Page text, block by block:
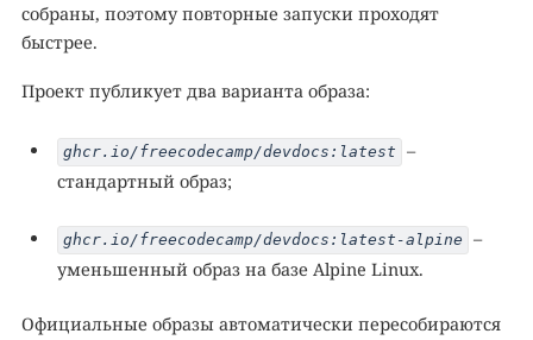
собраны, поэтому повторные запуски проходят
быстрее.
Проект публикует два варианта образа:
ghcr.io/freecodecamp/devdocs:latest
–
стандартный образ;
ghcr.io/freecodecamp/devdocs:latest-alpine
–
уменьшенный образ на базе Alpine Linux.
Официальные образы автоматически пересобираются